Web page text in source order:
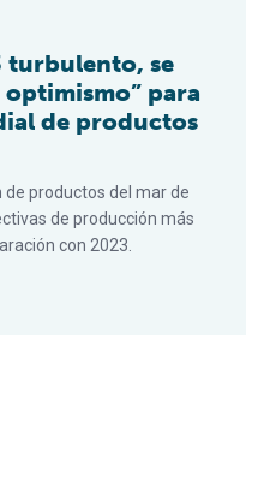
turbulento, se
optimismo” para
de productos
productos del mar de
de producción más
con 2023.